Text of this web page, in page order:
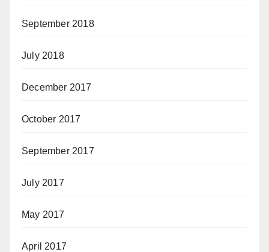
September 2018
July 2018
December 2017
October 2017
September 2017
July 2017
May 2017
April 2017